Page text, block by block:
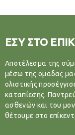
ΕΣΥ ΣΤΟ
Αποτέλεσμα της
μέσω της ομαδας
ολιστικής
καταπίεσης.
ασθενών και του
θέτουμε στο